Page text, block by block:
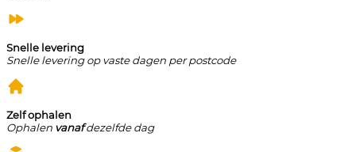
Snelle levering
Snelle levering op vaste dagen per postcode
Zelf ophalen
Ophalen vanafdezelfde dag